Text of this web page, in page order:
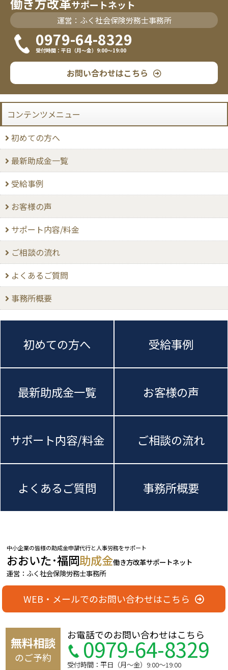
サポートネット
運営：ふく社会保険労務士事務所
0979-64-8329
受付時間：平日（月〜金）9:00〜19:00
お問い合わせはこちら
コンテンツメニュー
初めての方へ
最新助成金一覧
受給事例
お客様の声
サポート内容/料金
ご相談の流れ
よくあるご質問
事務所概要
初めての方へ 受給事例
最新助成金一覧 お客様の声
サポート内容/料金 ご相談の流れ
よくあるご質問 事務所概要
中小企業の皆様の助成金申請代行と人事労務をサポート
おおいた･福岡助成金働き方改革サポートネット
運営：ふく社会保険労務士事務所
WEB・メールでのお問い合わせはこちら
無料相談
のご予約
お電話でのお問い合わせはこちら
0979-64-8329
受付時間：平日（月〜金）9:00〜19:00